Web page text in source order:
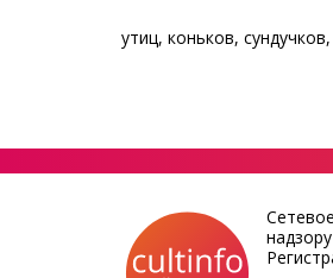
утиц, коньков,